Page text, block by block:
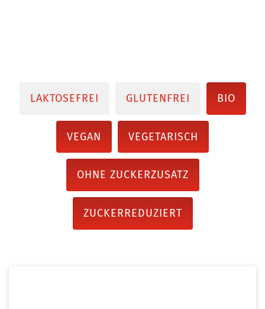
LAKTOSEFREI GLUTENFREI BIO
VEGAN VEGETARISCH
OHNE ZUCKERZUSATZ
ZUCKERREDUZIERT